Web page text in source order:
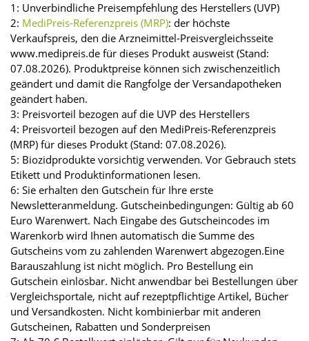
1: Unverbindliche Preisempfehlung des Herstellers (UVP)
2: MediPreis-Referenzpreis (MRP): der höchste
Verkaufspreis, den die Arzneimittel-Preisvergleichsseite
www.medipreis.de für dieses Produkt ausweist (Stand:
07.08.2026). Produktpreise können sich zwischenzeitlich
geändert und damit die Rangfolge der Versandapotheken
geändert haben.
3: Preisvorteil bezogen auf die UVP des Herstellers
4: Preisvorteil bezogen auf den MediPreis-Referenzpreis
(MRP) für dieses Produkt (Stand: 07.08.2026).
5: Biozidprodukte vorsichtig verwenden. Vor Gebrauch stets
Etikett und Produktinformationen lesen.
6: Sie erhalten den Gutschein für Ihre erste
Newsletteranmeldung. Gutscheinbedingungen: Gültig ab 60
Euro Warenwert. Nach Eingabe des Gutscheincodes im
Warenkorb wird Ihnen automatisch die Summe des
Gutscheins vom zu zahlenden Warenwert abgezogen.Eine
Barauszahlung ist nicht möglich. Pro Bestellung ein
Gutschein einlösbar. Nicht anwendbar bei Bestellungen über
Vergleichsportale, nicht auf rezeptpflichtige Artikel, Bücher
und Versandkosten. Nicht kombinierbar mit anderen
Gutscheinen, Rabatten und Sonderpreisen